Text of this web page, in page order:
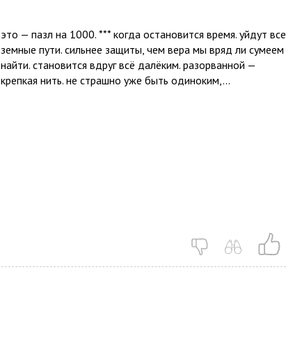
это — пазл на 1000. *** когда остановится время. уйдут все
земные пути. сильнее защиты, чем вера мы вряд ли сумеем
найти. становится вдруг всё далёким. разорванной —
крепкая нить. не страшно уже быть одиноким,...